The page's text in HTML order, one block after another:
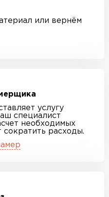
или вернём
услугу
специалист
необходимых
расходы.